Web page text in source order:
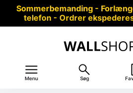
Sommerbemanding -
telefon - Ordrer
Menu Søg